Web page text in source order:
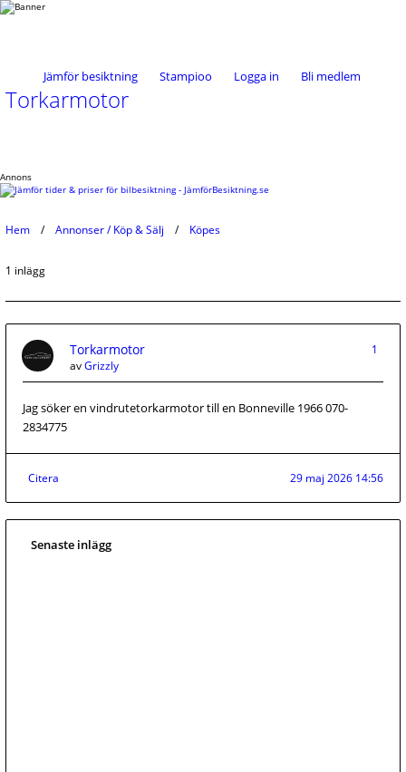
Jämför besiktning Stampioo Logga in Bli medlem
Torkarmotor
Annons
Hem Annonser / Köp & Sälj Köpes
1 inlägg
Torkarmotor
1
avGrizzly
Jag söker en vindrutetorkarmotor till en Bonneville 1966 070-
2834775
Citera 29 maj 2026 14:56
Senaste inlägg